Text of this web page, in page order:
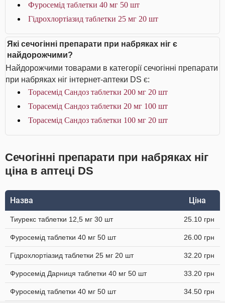
Фуросемід таблетки 40 мг 50 шт
Гідрохлортіазид таблетки 25 мг 20 шт
Які сечогінні препарати при набряках ніг є
найдорожчими?
Найдорожчими товарами в категорії сечогінні препарати
при набряках ніг інтернет-аптеки DS є:
Торасемід Сандоз таблетки 200 мг 20 шт
Торасемід Сандоз таблетки 20 мг 100 шт
Торасемід Сандоз таблетки 100 мг 20 шт
Сечогінні препарати при набряках ніг
ціна в аптеці DS
Назва Ціна
Тиурекс таблетки 12,5 мг 30 шт 25.10 грн
Фуросемід таблетки 40 мг 50 шт 26.00 грн
Гідрохлортіазид таблетки 25 мг 20 шт 32.20 грн
Фуросемід Дарниця таблетки 40 мг 50 шт 33.20 грн
Фуросемід таблетки 40 мг 50 шт 34.50 грн